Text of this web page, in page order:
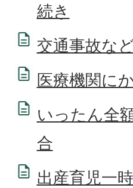
続き
交通事故な
医療機関に
いったん全
合
出産育児一